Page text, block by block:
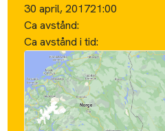
30 april, 201721:00
Ca avstånd:
Ca avstånd i tid: